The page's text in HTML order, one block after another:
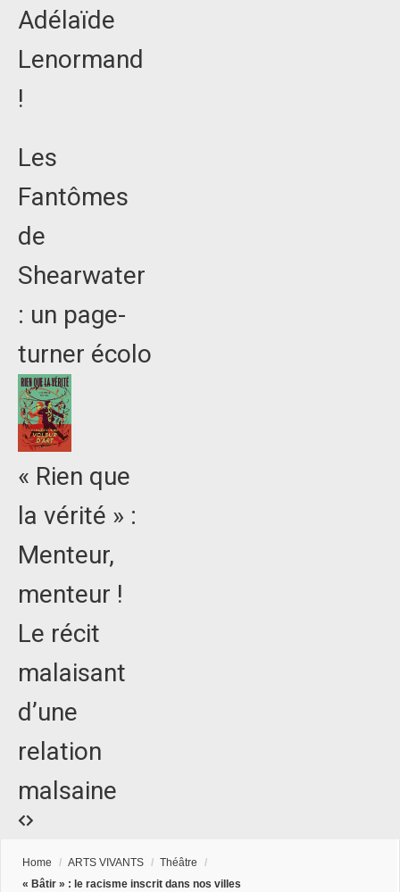
Adélaïde
Lenormand
!
Les
Fantômes
de
Shearwater
: un page-
turner écolo
« Rien que
la vérité » :
Menteur,
menteur !
Le récit
malaisant
d’une
relation
malsaine
Home / ARTS VIVANTS / Théâtre
/
« Bâtir » : le racisme inscrit dans nos villes